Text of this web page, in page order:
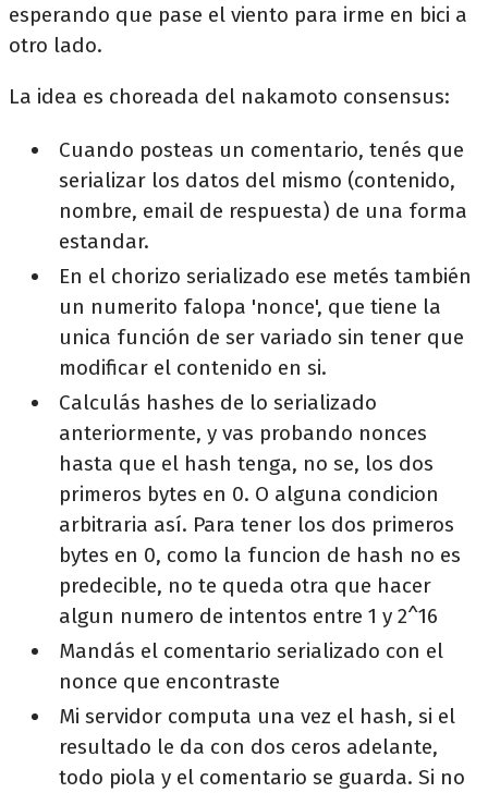
esperando que pase el viento para irme en bici a
otro lado.
La idea es choreada del nakamoto consensus:
Cuando posteas un comentario, tenés que
serializar los datos del mismo (contenido,
nombre, email de respuesta) de una forma
estandar.
En el chorizo serializado ese metés también
un numerito falopa 'nonce', que tiene la
unica función de ser variado sin tener que
modificar el contenido en si.
Calculás hashes de lo serializado
anteriormente, y vas probando nonces
hasta que el hash tenga, no se, los dos
primeros bytes en 0. O alguna condicion
arbitraria así. Para tener los dos primeros
bytes en 0, como la funcion de hash no es
predecible, no te queda otra que hacer
algun numero de intentos entre 1 y 2^16
Mandás el comentario serializado con el
nonce que encontraste
Mi servidor computa una vez el hash, si el
resultado le da con dos ceros adelante,
todo piola y el comentario se guarda. Si no